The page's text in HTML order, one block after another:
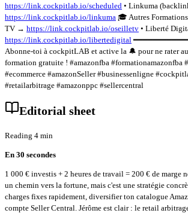
https://link.cockpitlab.io/scheduled • Linkuma
https://link.cockpitlab.io/linkuma 🎓 Autres
TV → https://link.cockpitlab.io/oseilletv • Liberté
https://link.cockpitlab.io/libertedigital
Abonne-toi à cockpitLAB et active la 🔔 pour ne rater
formation gratuite ! #amazonfba #formationamazonfba
#ecommerce #amazonSeller #businessenligne
#retailarbitrage #amazonppc #sellercentral
Editorial sheet
Reading 4 min
En 30 secondes
1 000 € investis + 2 heures de travail = 200 € de marge
un chemin vers la fortune, mais c'est une stratégie
charges fixes rapidement, diversifier ton catalogue
compte Seller Central. Jérôme est clair : le retail